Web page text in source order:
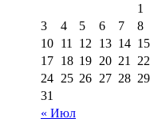
« Июл
1
3
4 5 6 7 8
10 11 12 13 14 15
17 18 19 20 21 22
24 25 26 27 28 29
31